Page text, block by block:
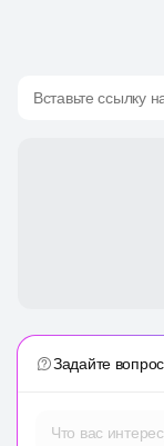
Вставьте ссылку
Задайте
Что вас